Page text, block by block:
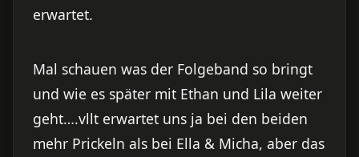
erwartet.
Mal schauen was der Folgeband so bringt
und wie es später mit Ethan und Lila weiter
geht….vllt erwartet uns ja bei den beiden
mehr Prickeln als bei Ella & Micha, aber das